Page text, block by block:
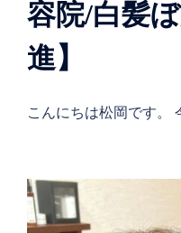
容院/白髪
進】
こんにちは松岡です。